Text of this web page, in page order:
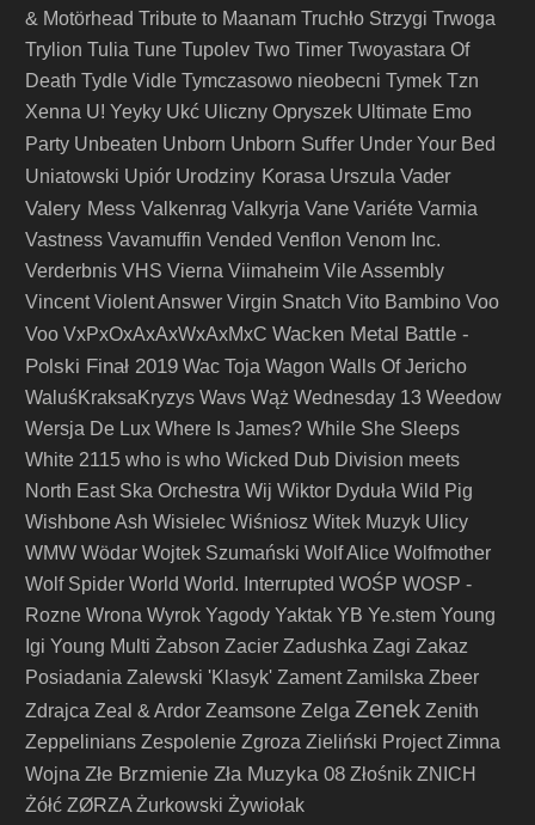
& Motörhead Tribute to Maanam Truchło Strzygi Trwoga
Trylion Tulia Tune Tupolev Two Timer Twoyastara Of
Death Tydle Vidle Tymczasowo nieobecni Tymek Tzn
Xenna U! Yeyky Ukć Uliczny Opryszek Ultimate Emo
Party Unbeaten Unborn Unborn Suffer Under Your Bed
Uniatowski Upiór Urodziny Korasa Urszula Vader
Valery Mess Valkenrag Valkyrja Vane Variéte Varmia
Vastness Vavamuffin Vended Venflon Venom Inc.
Verderbnis VHS Vierna Viimaheim Vile Assembly
Vincent Violent Answer Virgin Snatch Vito Bambino Voo
Voo VxPxOxAxAxWxAxMxC Wacken Metal Battle -
Polski Finał 2019 Wac Toja Wagon Walls Of Jericho
WaluśKraksaKryzys Wavs Wąż Wednesday 13 Weedow
Wersja De Lux Where Is James? While She Sleeps
White 2115 who is who Wicked Dub Division meets
North East Ska Orchestra Wij Wiktor Dyduła Wild Pig
Wishbone Ash Wisielec Wiśniosz Witek Muzyk Ulicy
WMW Wödar Wojtek Szumański Wolf Alice Wolfmother
Wolf Spider World World. Interrupted WOŚP WOSP -
Rozne Wrona Wyrok Yagody Yaktak YB Ye.stem Young
Igi Young Multi Żabson Zacier Zadushka Zagi Zakaz
Posiadania Zalewski 'Klasyk' Zament Zamilska Zbeer
Zdrajca Zeal & Ardor Zeamsone Zelga Zenek Zenith
Zeppelinians Zespolenie Zgroza Zieliński Project Zimna
Wojna Złe Brzmienie Zła Muzyka 08 Złośnik ZNICH
Żółć ZØRZA Żurkowski Żywiołak